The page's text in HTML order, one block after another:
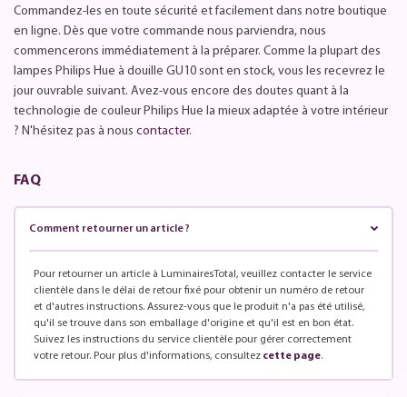
Commandez-les en toute sécurité et facilement dans notre boutique
en ligne. Dès que votre commande nous parviendra, nous
commencerons immédiatement à la préparer. Comme la plupart des
lampes Philips Hue à douille GU10 sont en stock, vous les recevrez le
jour ouvrable suivant. Avez-vous encore des doutes quant à la
technologie de couleur Philips Hue la mieux adaptée à votre intérieur
? N'hésitez pas à nous contacter.
FAQ
Comment retourner un article ?
Pour retourner un article à LuminairesTotal, veuillez contacter le service
clientèle dans le délai de retour fixé pour obtenir un numéro de retour
et d'autres instructions. Assurez-vous que le produit n'a pas été utilisé,
qu'il se trouve dans son emballage d'origine et qu'il est en bon état.
Suivez les instructions du service clientèle pour gérer correctement
votre retour. Pour plus d'informations, consultez cette page.